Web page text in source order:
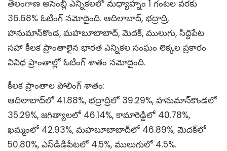
తెలంగాణ అసెంబ్లీ ఎన్నికలలో మధ్యాహ్నం 1 గంటల వరకు
36.68% ఓటింగ్ నమోదైంది. ఆదిలాబాద్, భద్రాద్రి,
హనుమాన్‌కొండ, మహబూబాబాద్, మెదక్, ములుగు, సిద్దిపేట
సహా కీలక ప్రాంతాలైన భారత ఎన్నికల సంఘం లెక్కల ప్రకారం
వివిధ ప్రాంతాల్లో ఓటింగ్ శాతం నమోదైంది.
‌కీలక ప్రాంతాల పోలింగ్ శాతం:
ఆదిలాబాద్‌లో 41.88%, భద్రాద్రిలో 39.29%, హనుమాన్‌కొండలో
35.29%, జగిత్యాలలో 46.14%, కామారెడ్డిలో 40.78%,
ఖమ్మంలో 42.93%, మహబూబాబాద్‌లో 46.89%, మెదక్‌లో
50.80%, ఎస్‌డిడిపేటలో 4.5%, ములుగులో 4.5%.